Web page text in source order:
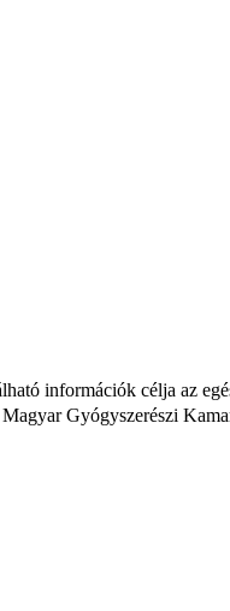
információk célja az
Magyar Gyógyszerészi